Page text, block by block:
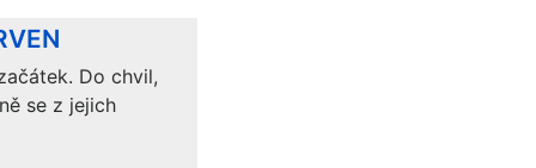
Do chvil,
se z jejich